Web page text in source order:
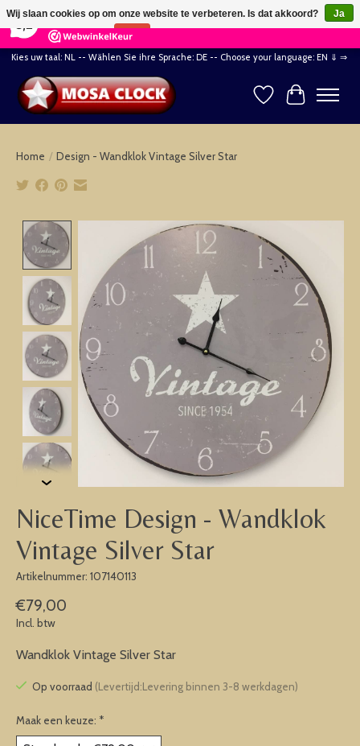
164 Reviews ×
Kies uw taal: NL -- Wählen Sie ihre Sprache: DE -- Choose your language: EN ⇓ ⇒
Verlanglijst
Home / Design - Wandklok Vintage Silver Star
Product image slideshow Items
NiceTime Design - Wandklok
Vintage Silver Star
Artikelnummer: 107140113
€79,00
Incl. btw
Wandklok Vintage Silver Star
Op voorraad (Levertijd:Levering binnen 3-8 werkdagen)
Maak een keuze: *
Wij slaan cookies op om onze website te verbeteren. Is dat akkoord?
Ja
Nee